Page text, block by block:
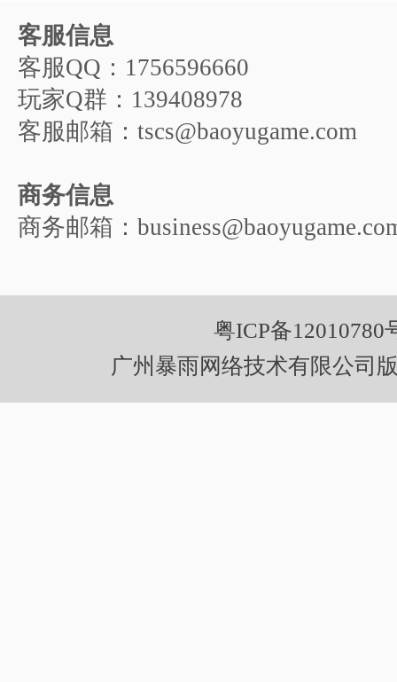
客服信息
客服QQ：1756596660
玩家Q群：139408978
客服邮箱：tscs@baoyugame.com
商务信息
商务邮箱：
粤ICP备12010780
广州暴雨网络技术有限公司